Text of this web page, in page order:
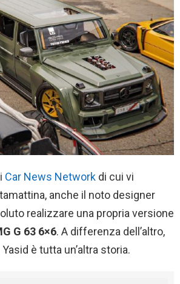
Car News Network di cui vi
anche il noto designer
realizzare una propria versione
G 63 6×6. A differenza dell’altro,
è tutta un’altra storia.